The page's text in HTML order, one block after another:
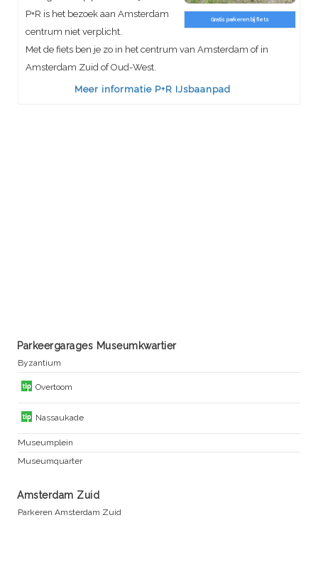
Gratis parkeren bij fiets
P+R is het bezoek aan Amsterdam
centrum niet verplicht.
Met de fiets ben je zo in het centrum van Amsterdam of in
Amsterdam Zuid of Oud-West.
Meer informatie P+R IJsbaanpad
Parkeergarages Museumkwartier
Byzantium
Overtoom
Nassaukade
Museumplein
Museumquarter
Amsterdam Zuid
Parkeren Amsterdam Zuid